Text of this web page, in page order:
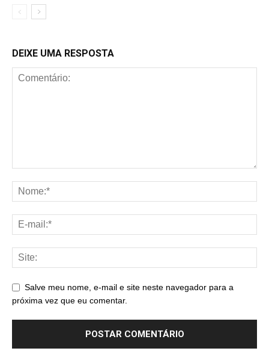
DEIXE UMA RESPOSTA
Salve meu nome, e-mail e site neste navegador para a
próxima vez que eu comentar.